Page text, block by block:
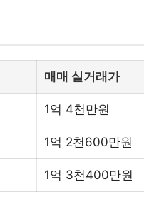
매매 실거래가
1억 4천만원
1억 2천600만원
1억 3천400만원